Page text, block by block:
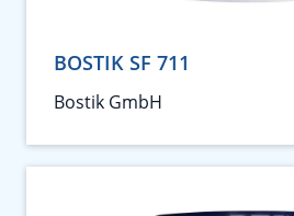
BOSTIK SF 711
Bostik GmbH